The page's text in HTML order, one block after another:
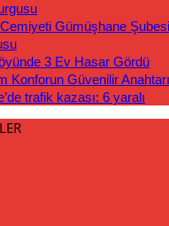
Gümüşhane
3 Ev Hasar Gördü
Konforun Güvenilir Anahtarı
trafik kazası: 6 yaralı